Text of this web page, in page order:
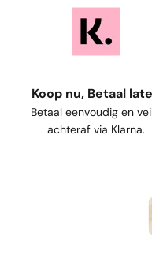
Koop nu, Betaal
Betaal eenvoudig en
achteraf via Klarna.